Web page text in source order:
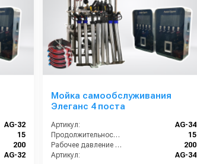
AG-32
15
200
AG-32
Мойка самообслуживания
Элеганс 4 поста
Артикул:
AG-34
Продолжительность работы (мин):
15
Рабочее давление (бар):
200
Артикул:
AG-34